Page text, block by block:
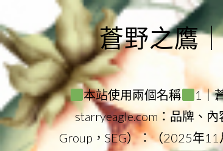
to
content
蒼野之鷹
本站使用兩個名稱 1｜
starryeagle.com：品牌、
Group，SEG）：（2025年